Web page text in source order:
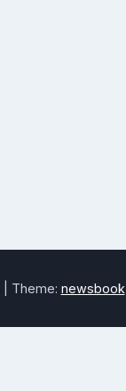
Theme: newsbook